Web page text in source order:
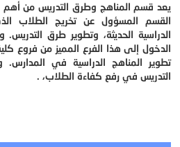
يعد قسم المناهج وطرق التدريس من أهم
القسم المسؤول عن تخريج الطلاب
الدراسية الحديثة، وتطوير طرق
الدخول إلى هذا الفرع المميز من فروع
تطوير المناهج الدراسية في
التدريس في رفع كفاءة الطلاب، .